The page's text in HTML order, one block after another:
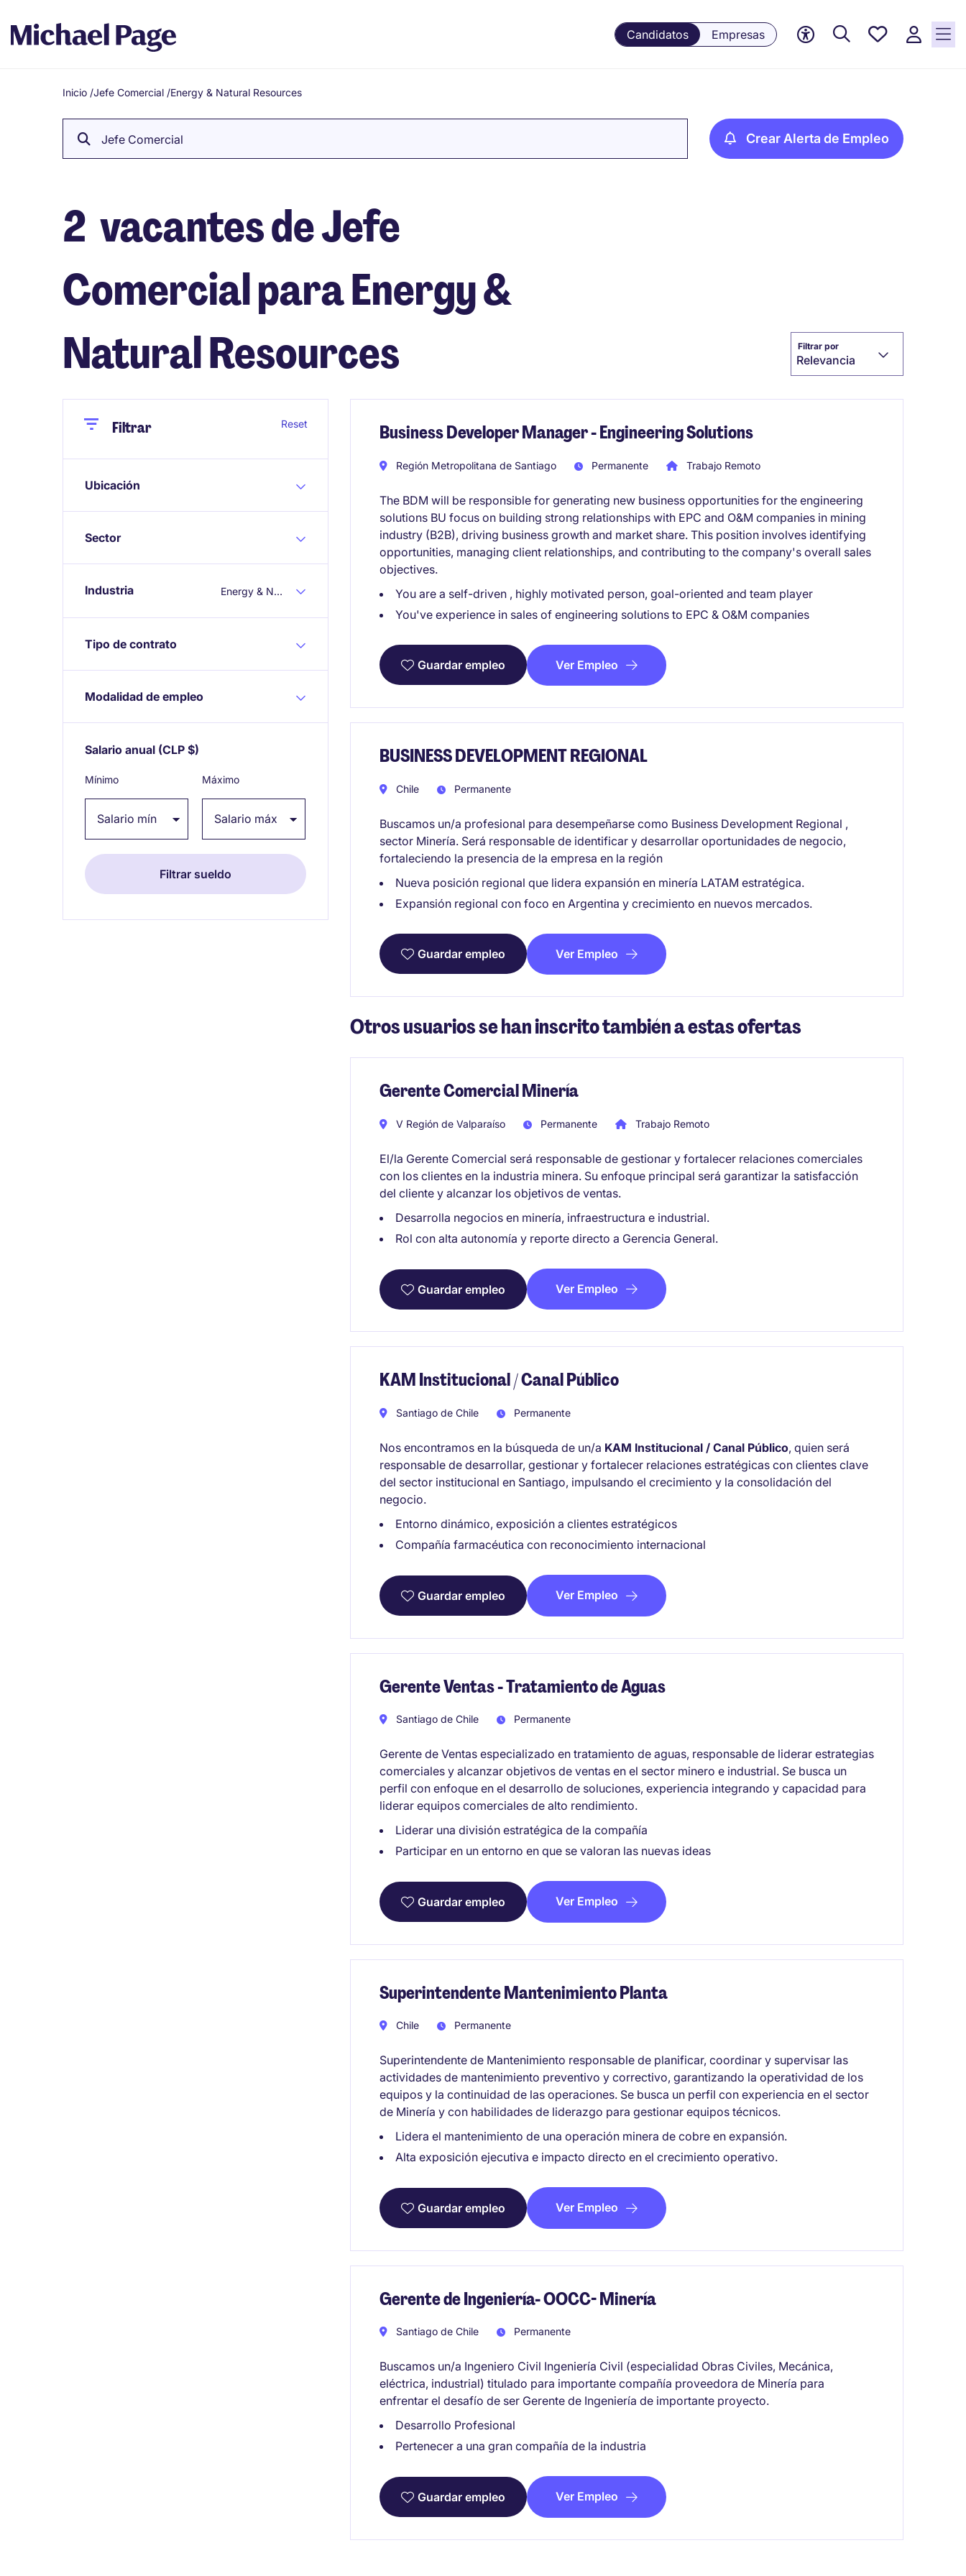
Candidatos Empresas
Empleos
Breadcrumb
Inicio /Jefe Comercial /Energy & Natural Resources
Jefe Comercial Crear Alerta de Empleo
2 vacantes de Jefe
Comercial para Energy &
Natural Resources
Filtrar por
Relevancia
CloseFiltrar Reset
Ubicación
Sector
Industria Energy & Natural Resources
Tipo de contrato
Modalidad de empleo
Salario anual (CLP $)
Mínimo Máximo
Business Developer Manager - Engineering Solutions
Región Metropolitana de Santiago Permanente Trabajo Remoto
The BDM will be responsible for generating new business opportunities for the engineering
solutions BU focus on building strong relationships with EPC and O&M companies in mining
industry (B2B), driving business growth and market share. This position involves identifying
opportunities, managing client relationships, and contributing to the company's overall sales
objectives.
You are a self-driven , highly motivated person, goal-oriented and team player
You've experience in sales of engineering solutions to EPC & O&M companies
Guardar empleo Ver Empleo
BUSINESS DEVELOPMENT REGIONAL
Chile Permanente
Buscamos un/a profesional para desempeñarse como Business Development Regional ,
sector Minería. Será responsable de identificar y desarrollar oportunidades de negocio,
fortaleciendo la presencia de la empresa en la región
Nueva posición regional que lidera expansión en minería LATAM estratégica.
Expansión regional con foco en Argentina y crecimiento en nuevos mercados.
Guardar empleo Ver Empleo
Otros usuarios se han inscrito también a estas ofertas
Gerente Comercial Minería
V Región de Valparaíso Permanente Trabajo Remoto
El/la Gerente Comercial será responsable de gestionar y fortalecer relaciones comerciales
con los clientes en la industria minera. Su enfoque principal será garantizar la satisfacción
del cliente y alcanzar los objetivos de ventas.
Desarrolla negocios en minería, infraestructura e industrial.
Rol con alta autonomía y reporte directo a Gerencia General.
Guardar empleo Ver Empleo
KAM Institucional / Canal Público
Santiago de Chile Permanente
Nos encontramos en la búsqueda de un/a KAM Institucional / Canal Público, quien será
responsable de desarrollar, gestionar y fortalecer relaciones estratégicas con clientes clave
del sector institucional en Santiago, impulsando el crecimiento y la consolidación del
negocio.
Entorno dinámico, exposición a clientes estratégicos
Compañía farmacéutica con reconocimiento internacional
Guardar empleo Ver Empleo
Gerente Ventas - Tratamiento de Aguas
Santiago de Chile Permanente
Gerente de Ventas especializado en tratamiento de aguas, responsable de liderar estrategias
comerciales y alcanzar objetivos de ventas en el sector minero e industrial. Se busca un
perfil con enfoque en el desarrollo de soluciones, experiencia integrando y capacidad para
liderar equipos comerciales de alto rendimiento.
Liderar una división estratégica de la compañía
Participar en un entorno en que se valoran las nuevas ideas
Guardar empleo Ver Empleo
Superintendente Mantenimiento Planta
Chile Permanente
Superintendente de Mantenimiento responsable de planificar, coordinar y supervisar las
actividades de mantenimiento preventivo y correctivo, garantizando la operatividad de los
equipos y la continuidad de las operaciones. Se busca un perfil con experiencia en el sector
de Minería y con habilidades de liderazgo para gestionar equipos técnicos.
Lidera el mantenimiento de una operación minera de cobre en expansión.
Alta exposición ejecutiva e impacto directo en el crecimiento operativo.
Guardar empleo Ver Empleo
Gerente de Ingeniería- OOCC- Minería
Santiago de Chile Permanente
Buscamos un/a Ingeniero Civil Ingeniería Civil (especialidad Obras Civiles, Mecánica,
eléctrica, industrial) titulado para importante compañía proveedora de Minería para
enfrentar el desafío de ser Gerente de Ingeniería de importante proyecto.
Desarrollo Profesional
Pertenecer a una gran compañía de la industria
Guardar empleo Ver Empleo